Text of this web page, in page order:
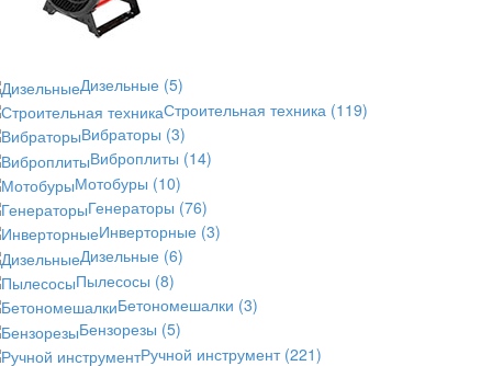
Дизельные (5)
Строительная техника (119)
Вибраторы (3)
Виброплиты (14)
Мотобуры (10)
Генераторы (76)
Инверторные (3)
Дизельные (6)
Пылесосы (8)
Бетономешалки (3)
Бензорезы (5)
Ручной инструмент (221)